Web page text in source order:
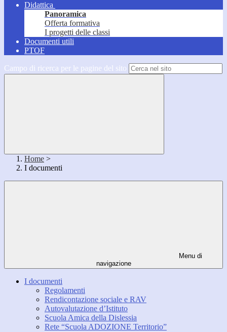
Didattica
Panoramica
Offerta formativa
I progetti delle classi
Documenti utili
PTOF
Campo di ricerca per le pagine del sito
Home >
I documenti
Menu di
navigazione
I documenti
Regolamenti
Rendicontazione sociale e RAV
Autovalutazione d’Istituto
Scuola Amica della Dislessia
Rete “Scuola ADOZIONE Territorio”